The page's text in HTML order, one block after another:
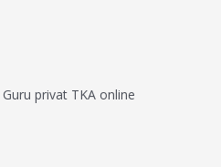
privat TKA online